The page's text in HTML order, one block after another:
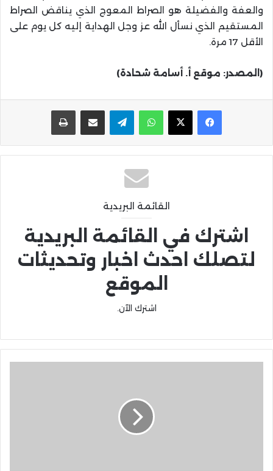
والعفة والفضيلة هو الصراط المعوج الذي يناقض الصراط
المستقيم الذي نسأل الله عز وجل الهداية إليه كل يوم على
الأقل 17 مرة.
(المصدر: موقع أ. أسامة شحادة)
واتساب تيلقرام مشاركة عبر البريد
القائمة البريدية
اشترك في القائمة البريدية
لتصلك احدث اخبار وتحديثات
الموقع
اشترك الآن.